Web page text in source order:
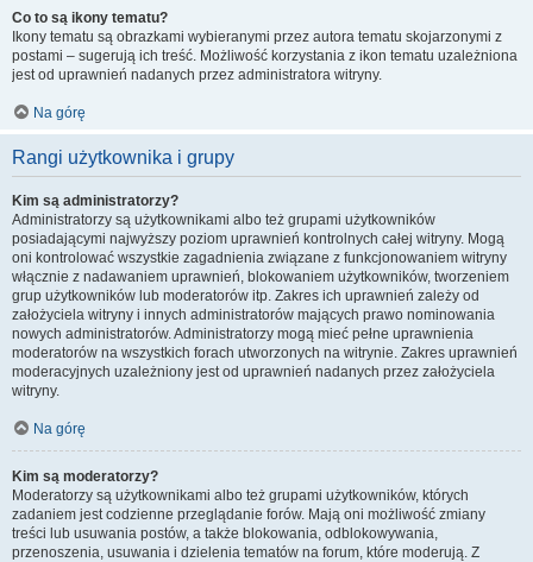
Co to są ikony tematu?
Ikony tematu są obrazkami wybieranymi przez autora tematu skojarzonymi z
postami – sugerują ich treść. Możliwość korzystania z ikon tematu uzależniona
jest od uprawnień nadanych przez administratora witryny.
Na górę
Rangi użytkownika i grupy
Kim są administratorzy?
Administratorzy są użytkownikami albo też grupami użytkowników
posiadającymi najwyższy poziom uprawnień kontrolnych całej witryny. Mogą
oni kontrolować wszystkie zagadnienia związane z funkcjonowaniem witryny
włącznie z nadawaniem uprawnień, blokowaniem użytkowników, tworzeniem
grup użytkowników lub moderatorów itp. Zakres ich uprawnień zależy od
założyciela witryny i innych administratorów mających prawo nominowania
nowych administratorów. Administratorzy mogą mieć pełne uprawnienia
moderatorów na wszystkich forach utworzonych na witrynie. Zakres uprawnień
moderacyjnych uzależniony jest od uprawnień nadanych przez założyciela
witryny.
Na górę
Kim są moderatorzy?
Moderatorzy są użytkownikami albo też grupami użytkowników, których
zadaniem jest codzienne przeglądanie forów. Mają oni możliwość zmiany
treści lub usuwania postów, a także blokowania, odblokowywania,
przenoszenia, usuwania i dzielenia tematów na forum, które moderują. Z